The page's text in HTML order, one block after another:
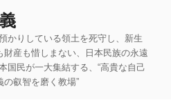
かりしている領土を死守し、新生
財産も惜しまない、日本民族の永遠
国民が一大集結する、“高貴な自己
の叡智を磨く教場”